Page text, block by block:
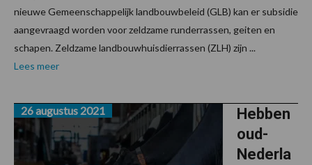
nieuwe Gemeenschappelijk landbouwbeleid (GLB) kan er subsidie
aangevraagd worden voor zeldzame runderrassen, geiten en
schapen. Zeldzame landbouwhuisdierrassen (ZLH) zijn ...
Lees meer
Hebben
oud-
Nederla
26 augustus 2021